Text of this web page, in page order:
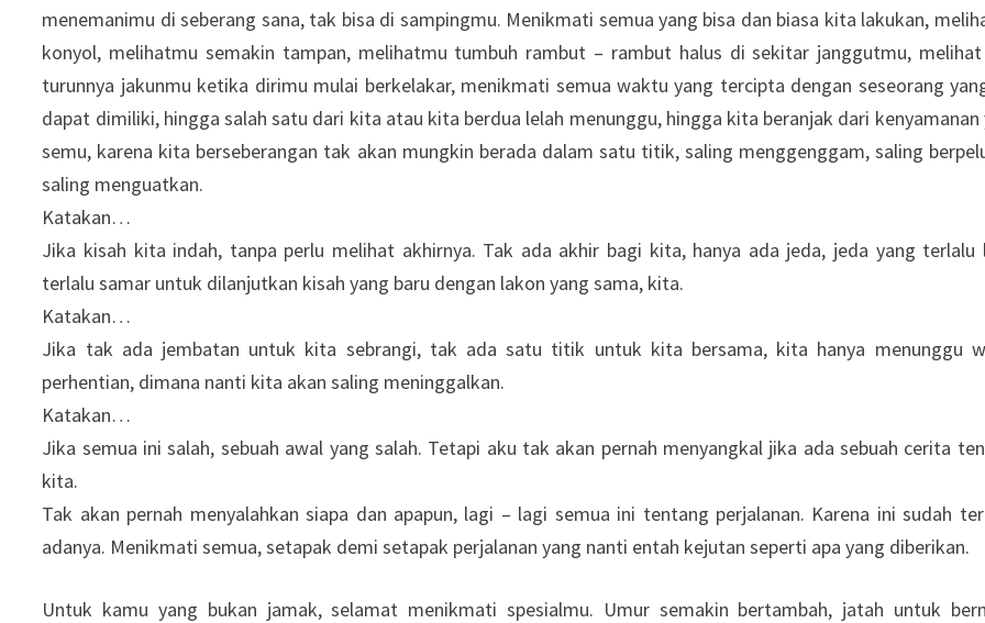
menemanimu di seberang sana, tak bisa di sampingmu. Menikmati semua yang bisa dan biasa kita lakukan,
konyol, melihatmu semakin tampan, melihatmu tumbuh rambut – rambut halus di sekitar janggutmu,
turunnya jakunmu ketika dirimu mulai berkelakar, menikmati semua waktu yang tercipta dengan seseorang
dapat dimiliki, hingga salah satu dari kita atau kita berdua lelah menunggu, hingga kita beranjak dari kenyamanan
semu, karena kita berseberangan tak akan mungkin berada dalam satu titik, saling menggenggam, saling
saling menguatkan.
Katakan…
Jika kisah kita indah, tanpa perlu melihat akhirnya. Tak ada akhir bagi kita, hanya ada jeda, jeda yang terlalu
terlalu samar untuk dilanjutkan kisah yang baru dengan lakon yang sama, kita.
Katakan…
Jika tak ada jembatan untuk kita sebrangi, tak ada satu titik untuk kita bersama, kita hanya menunggu
perhentian, dimana nanti kita akan saling meninggalkan.
Katakan…
Jika semua ini salah, sebuah awal yang salah. Tetapi aku tak akan pernah menyangkal jika ada sebuah cerita
kita.
Tak akan pernah menyalahkan siapa dan apapun, lagi – lagi semua ini tentang perjalanan. Karena ini sudah
adanya. Menikmati semua, setapak demi setapak perjalanan yang nanti entah kejutan seperti apa yang diberikan.
Untuk kamu yang bukan jamak, selamat menikmati spesialmu. Umur semakin bertambah, jatah untuk